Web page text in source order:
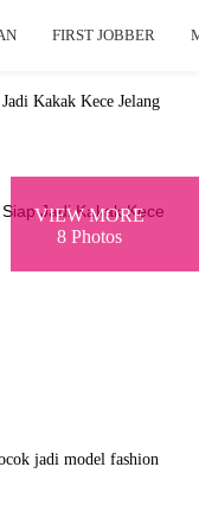
FIRST JOBBER
Kakak Kece Jelang
VIEW MORE
8 Photos
jadi model fashion